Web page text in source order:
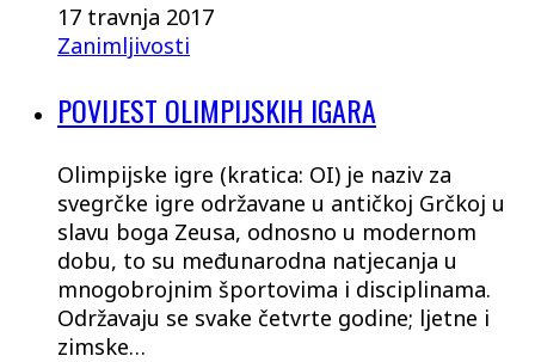
17 travnja 2017
Zanimljivosti
POVIJEST OLIMPIJSKIH IGARA
Olimpijske igre (kratica: OI) je naziv za
svegrčke igre održavane u antičkoj Grčkoj u
slavu boga Zeusa, odnosno u modernom
dobu, to su međunarodna natjecanja u
mnogobrojnim športovima i disciplinama.
Održavaju se svake četvrte godine; ljetne i
zimske…